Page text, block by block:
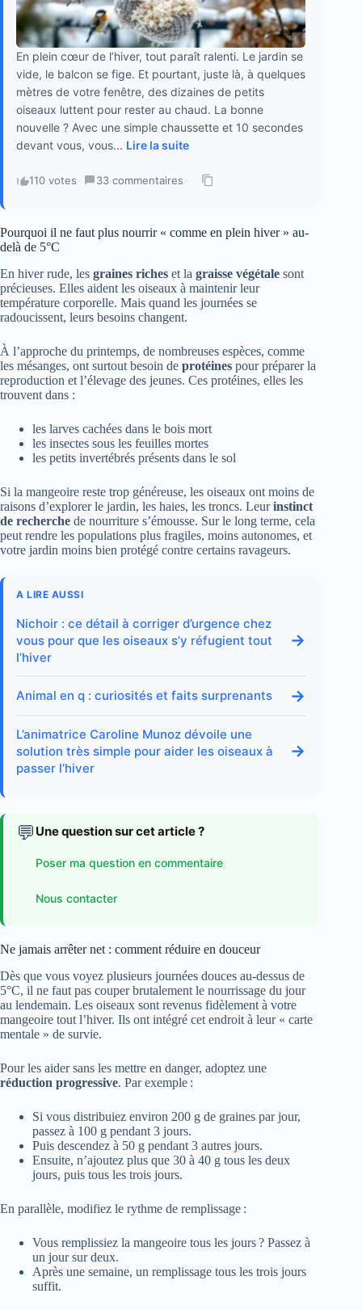
En plein cœur de l’hiver, tout paraît ralenti. Le jardin se
vide, le balcon se fige. Et pourtant, juste là, à quelques
mètres de votre fenêtre, des dizaines de petits
oiseaux luttent pour rester au chaud. La bonne
nouvelle ? Avec une simple chaussette et 10 secondes
devant vous, vous... Lire la suite
110 votes · 33 commentaires ·
Pourquoi il ne faut plus nourrir « comme en plein hiver » au-
delà de 5°C
En hiver rude, les graines riches et la graisse végétale sont
précieuses. Elles aident les oiseaux à maintenir leur
température corporelle. Mais quand les journées se
radoucissent, leurs besoins changent.
À l’approche du printemps, de nombreuses espèces, comme
les mésanges, ont surtout besoin de protéines pour préparer la
reproduction et l’élevage des jeunes. Ces protéines, elles les
trouvent dans :
les larves cachées dans le bois mort
les insectes sous les feuilles mortes
les petits invertébrés présents dans le sol
Si la mangeoire reste trop généreuse, les oiseaux ont moins de
raisons d’explorer le jardin, les haies, les troncs. Leurinstinct
de recherche de nourriture s’émousse. Sur le long terme, cela
peut rendre les populations plus fragiles, moins autonomes, et
votre jardin moins bien protégé contre certains ravageurs.
A LIRE AUSSI
Nichoir : ce détail à corriger d’urgence chez
vous pour que les oiseaux s’y réfugient tout
l’hiver
→
Animal en q : curiosités et faits surprenants →
L’animatrice Caroline Munoz dévoile une
solution très simple pour aider les oiseaux à
passer l’hiver
→
💬 Une question sur cet article ?
Poser ma question en commentaire
Nous contacter
Ne jamais arrêter net : comment réduire en douceur
Dès que vous voyez plusieurs journées douces au-dessus de
5°C, il ne faut pas couper brutalement le nourrissage du jour
au lendemain. Les oiseaux sont revenus fidèlement à votre
mangeoire tout l’hiver. Ils ont intégré cet endroit à leur « carte
mentale » de survie.
Pour les aider sans les mettre en danger, adoptez une
réduction progressive. Par exemple :
Si vous distribuiez environ 200 g de graines par jour,
passez à 100 g pendant 3 jours.
Puis descendez à 50 g pendant 3 autres jours.
Ensuite, n’ajoutez plus que 30 à 40 g tous les deux
jours, puis tous les trois jours.
En parallèle, modifiez le rythme de remplissage :
Vous remplissiez la mangeoire tous les jours ? Passez à
un jour sur deux.
Après une semaine, un remplissage tous les trois jours
suffit.